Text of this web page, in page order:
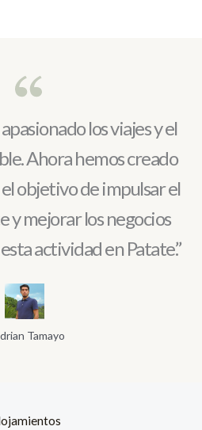
los viajes y el
Ahora hemos creado
objetivo de impulsar el
y mejorar los negocios
actividad en Patate.”
Tamayo